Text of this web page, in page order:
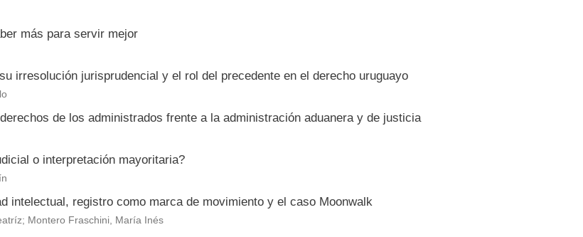
más para servir mejor
irresolución jurisprudencial y el rol del precedente en el derecho uruguayo
de los administrados frente a la administración aduanera y de justicia
o interpretación mayoritaria?
intelectual, registro como marca de movimiento y el caso Moonwalk
Montero Fraschini, María Inés